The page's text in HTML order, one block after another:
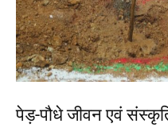
पेड़-पौधे जीवन एवं